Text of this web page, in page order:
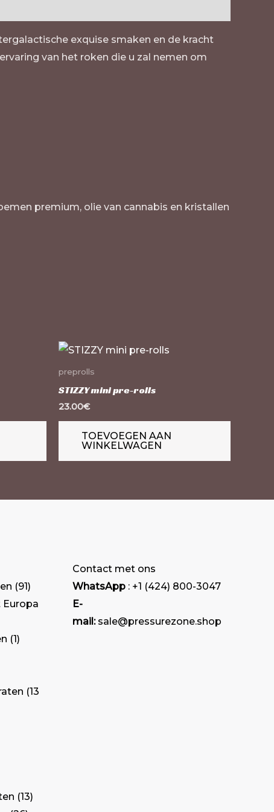
exquise smaken en de kracht
van het roken die u zal nemen om
premium, olie van cannabis en kristallen
preprolls
STIZZY mini pre-rolls
23.00€
TOEVOEGEN AAN
WINKELWAGEN
91
Europa
1
13
13
Contact met ons
WhatsApp : +1 (424) 800-3047
E-
mail:sale@pressurezone.shop